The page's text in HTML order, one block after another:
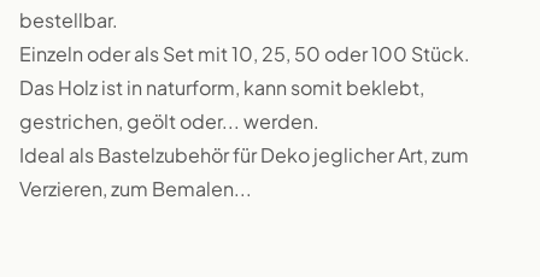
bestellbar.
Einzeln oder als Set mit 10, 25, 50 oder 100 Stück.
Das Holz ist in naturform, kann somit beklebt,
gestrichen, geölt oder... werden.
Ideal als Bastelzubehör für Deko jeglicher Art, zum
Verzieren, zum Bemalen...